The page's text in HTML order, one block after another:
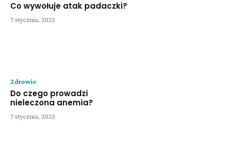
Co wywołuje atak padaczki?
7 stycznia, 2023
Zdrowie
Do czego prowadzi
nieleczona anemia?
7 stycznia, 2023